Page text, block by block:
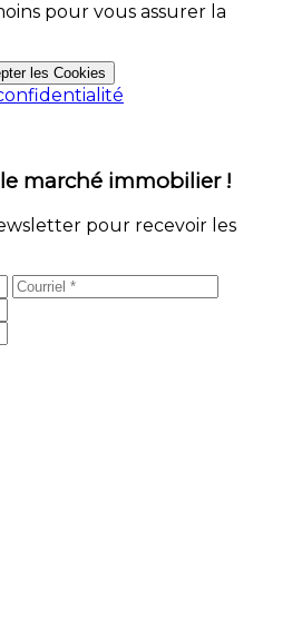
pour vous assurer la
les Cookies
marché immobilier !
pour recevoir les